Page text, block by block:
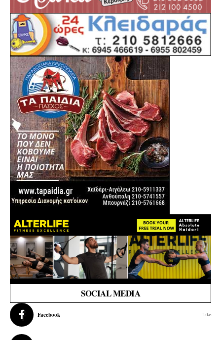
SOCIAL MEDIA
Facebook Like